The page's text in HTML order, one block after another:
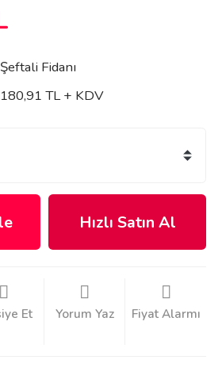
Şeftali Fidanı
180,91 TL + KDV
Hızlı Satın Al
Et Yorum Yaz Fiyat Alarmı